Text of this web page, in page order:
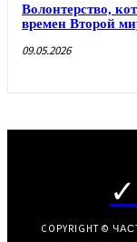
Волонтерство,
времен Второй
09.05.2026
COPYRIGHT ©